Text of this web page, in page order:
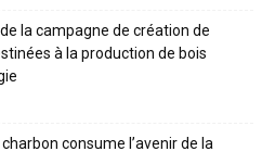
la campagne de création de
à la production de bois
consume l’avenir de la